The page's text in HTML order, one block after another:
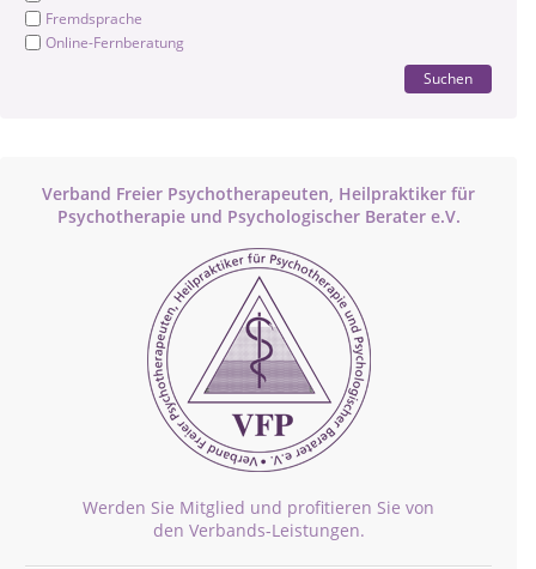
Fremdsprache
Online-Fernberatung
Suchen
Verband Freier Psychotherapeuten, Heilpraktiker für
Psychotherapie und Psychologischer Berater e.V.
Werden Sie Mitglied und profitieren Sie von
den Verbands-Leistungen.